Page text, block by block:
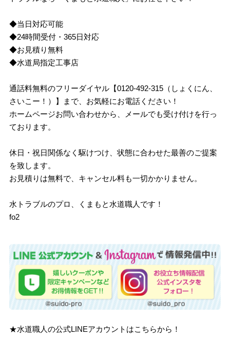
◆当日対応可能
◆24時間受付・365日対応
◆お見積り無料
◆水道局指定工事店
通話料無料のフリーダイヤル【0120-492-315（しょくにん、
さいこー！）】まで、お気軽にお電話ください！
ホームページお問い合わせから、メールでも受け付けを行っ
ております。
休日・祝日関係なく駆けつけ、状態に合わせた最善のご提案
を致します。
お見積りは無料で、キャンセル料も一切かかりません。
水トラブルのプロ、くまもと水道職人です！
fo2
★水道職人の公式LINEアカウントはこちらから！